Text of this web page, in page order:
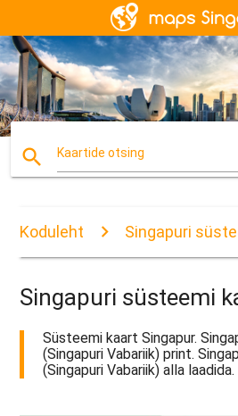
search Kaartide otsing
Koduleht Singapuri
Singapuri süsteemi
Süsteemi kaart Singapur.
(Singapuri Vabariik) print.
(Singapuri Vabariik) alla laadida.